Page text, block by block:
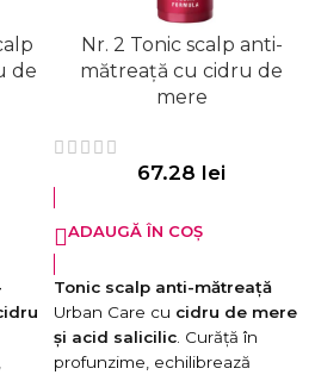
de
Nr. 2 Tonic scalp anti-
mătreață cu cidru de
mere
67.28 lei
ADAUGĂ ÎN COȘ
Tonic scalp anti-mătreață
Urban Care cu cidru de mere
și acid salicilic . Curăță în
profunzime, echilibrează